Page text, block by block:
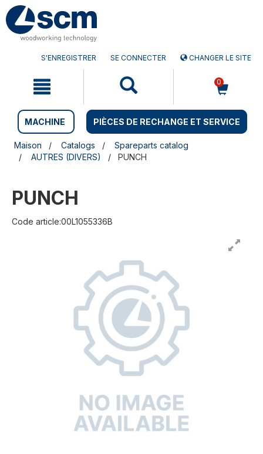
Aller
au
contenu
Menu
sauter
S'ENREGISTRER SE CONNECTER CHANGER LE SITE
0
MACHINE PIÈCES DE RECHANGE ET SERVICE
Maison Catalogs
Spareparts catalog
AUTRES (DIVERS)
PUNCH
PUNCH
Code article:00L1055336B